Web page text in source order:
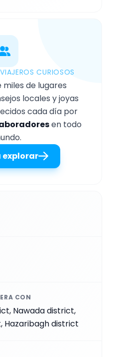
CURIOSOS
miles de lugares
locales y joyas
cada día por
en todo
explorar
CON
Nawada district,
Hazaribagh district